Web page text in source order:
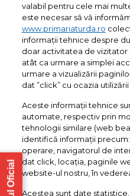
valabil pentru cele mai
este necesar să vă
www.primariaturda.ro
informații tehnice despre
doar activitatea de vizitator
atât ca urmare a simplei
urmare a vizualizării
dat ”click” cu ocazia
Aceste informații tehnice
automate, respectiv prin
tehnologii similare (web
identifică informații
operare, navigatorul de
dat click, locația, paginile
website-ul nostru, în
Acestea sunt date